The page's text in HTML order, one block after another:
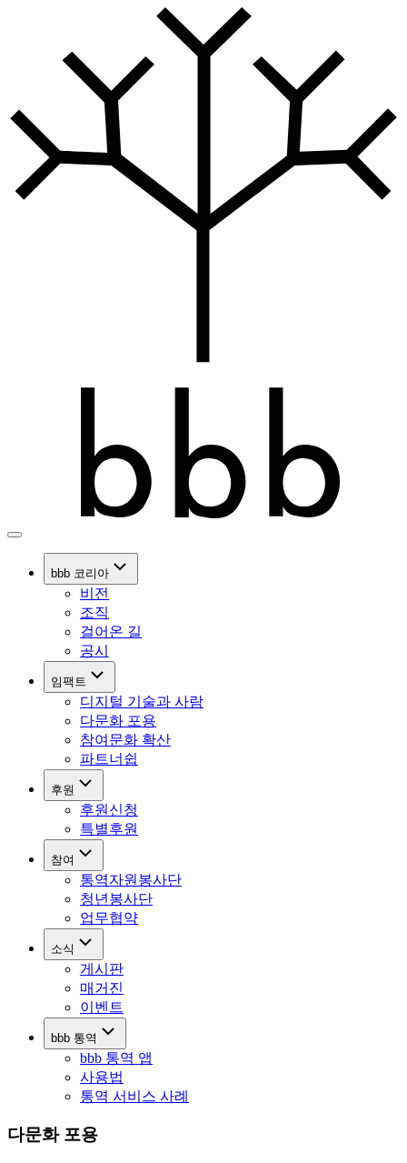
bbb 코리아
비전
조직
걸어온 길
공시
임팩트
디지털 기술과 사람
다문화 포용
참여문화 확산
파트너쉽
후원
후원신청
특별후원
참여
통역자원봉사단
청년봉사단
업무협약
소식
게시판
매거진
이벤트
bbb 통역
bbb 통역 앱
사용법
통역 서비스 사례
다문화 포용